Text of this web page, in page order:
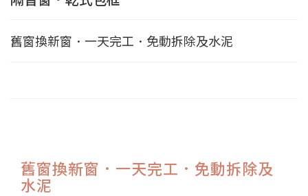
舊窗換新窗．一天完工．免動拆除及水泥
舊窗換新窗．一天完工．免動拆除及
水泥